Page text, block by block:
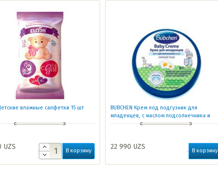
влажные салфетки 15 шт
UZS В корзину
BUBCHEN Крем под подгузник для
младенцев, с маслом подсолнечника и
экстрактом ромашки 20 мл
22 990 UZS В корзину